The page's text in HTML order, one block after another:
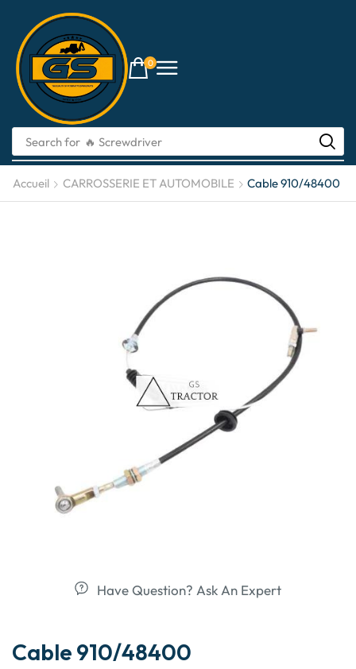
0
Search for 🔥 Screwdriver
Accueil CARROSSERIE ET ​​AUTOMOBILE Cable 910/48400
Have Question? Ask An Expert
Cable 910/48400